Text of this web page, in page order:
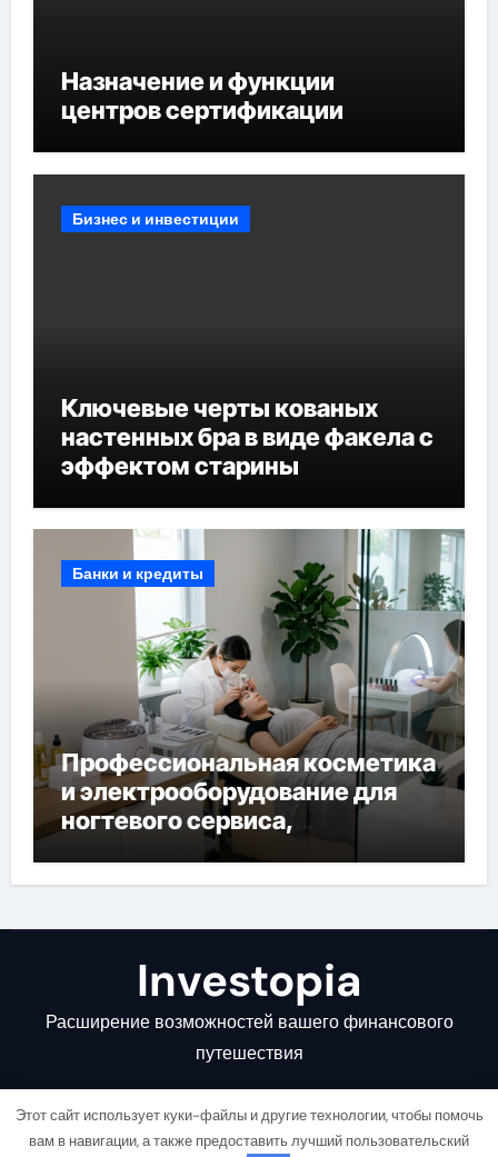
Назначение и функции
центров сертификации
Бизнес и инвестиции
Ключевые черты кованых
настенных бра в виде факела с
эффектом старины
Банки и кредиты
Профессиональная косметика
и электрооборудование для
ногтевого сервиса,
наращивания ресниц и
депиляции
Investopia
Расширение возможностей вашего финансового
путешествия
Этот сайт использует куки-файлы и другие технологии, чтобы помочь
вам в навигации, а также предоставить лучший пользовательский